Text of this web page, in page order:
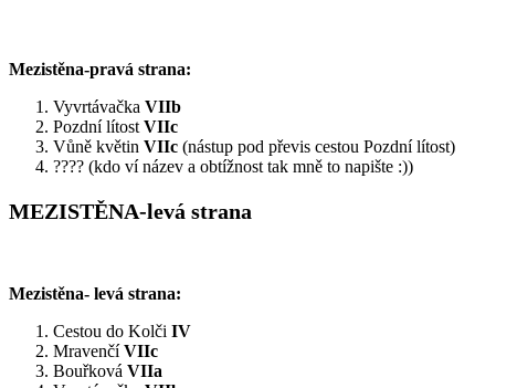
Mezistěna-pravá strana:
Vyvrtávačka VIIb
Pozdní lítost VIIc
Vůně květin VIIc (nástup pod převis cestou Pozdní lítost)
???? (kdo ví název a obtížnost tak mně to napište :))
MEZISTĚNA-levá strana
Mezistěna- levá strana:
Cestou do Kolči IV
MravenčíVIIc
Bouřková VIIa